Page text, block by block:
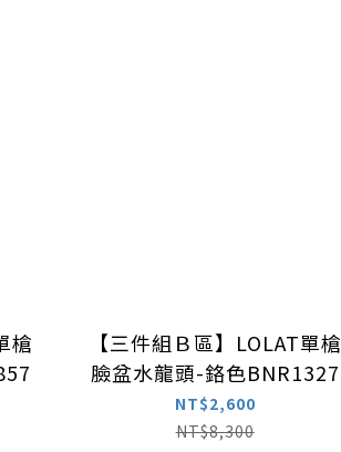
槍
【三件組Ｂ區】LOLAT單槍
臉盆水龍頭-鉻色BNR1327
NT$2,600
NT$8,300